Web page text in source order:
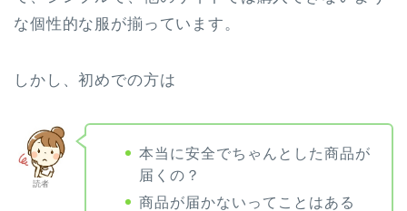
な個性的な服が揃っています。
しかし、初めでの方は
読者
本当に安全でちゃんとした商品が
届くの？
商品が届かないってことはある